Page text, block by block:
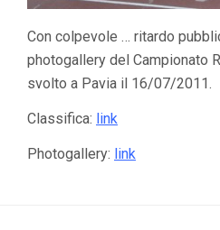
Con colpevole … ritardo
photogallery del Campionato
svolto a Pavia il 16/07/2011.
Classifica: link
Photogallery: link